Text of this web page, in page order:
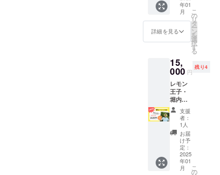
の都合
上、提
供時期
が1月の
すが12
月中の
す） ク
リスマ
スを彩
る伝統
菓子と
波乗り
レモン
の特別
な香り
が織り
なす、
この季
パイ
ナップ
ル、レ
モン果
汁、レ
モン
産はち
みつ、
植物性
油脂、
アーモ
ンド
エッセ
ンス、
安定剤
（ロー
カスト
ビーン
ガム）
※卵、乳
成分、
大き
さ：直
径
16cm（
予定）
原材
ヨーグ
ルト
（国内
製
造）、
小麦
粉、鶏
卵、ク
リーム
チー
ズ、バ
ター、
砂糖、
パイ
ナップ
だけは
食べら
れ
と大好
評♪ ＜
報＞ 名
称：生
菓子
（はち
みつレ
モン
チーズ
ケー
キ） 内
容量：1
ホール
（410g
予定）
大き
さ：直
とつ手
作業で
丁寧に
てお
り、
らかな
口溶け
が特徴
です。
甘さ控
えめ
で、甘
いもの
が苦手
な方か
らも
「これ
だけは
食べら
費期限
冷蔵で
10日(発
送から)
召し上
温にも
どすこ
とをお
すすめ
しま
す。 〇
お届け
につい
て 冷蔵
でお届
けしま
す。順
次発送
しま
くはリ
スボン
レモン
◯原産
◯消費
期限 青
ので、
到着後
できる
だけ早
くお召
し上が
りくだ
さい。
◯保存
方法、
冷蔵庫
または
限：
2025年
12月末
まで
りがピ
カイチ
です！
特に、
揚げ物
やレモ
ワーに
ぴった
りな品
種で
す。 レ
モンは
すべて
箱の重
量込で
す。 ◯
名称 レ
モン ◯
内容量
10kg（
1kgの目
年01
月
詳細を見る
こ
の
リ
タ
ー
ン
を
選
択
す
る
15,
000 円
残り4
レモン
王子・
堀内厳
選！ 波
乗りレ
モンコ
ラボ商
品スペ
シャル
セット
【注】1
支援
者：
1人
お届
け予
定：
2025
年01
月
こ
の